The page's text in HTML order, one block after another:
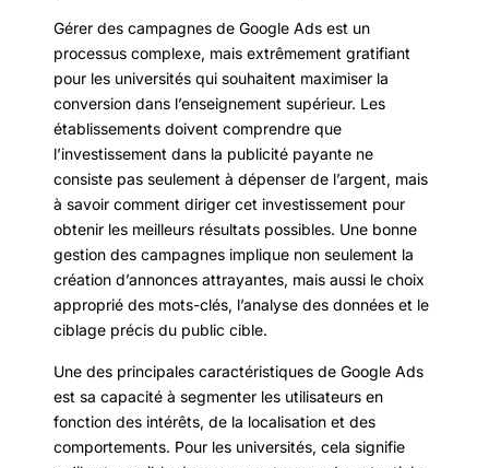
Gérer des campagnes de Google Ads est un
processus complexe, mais extrêmement gratifiant
pour les universités qui souhaitent maximiser la
conversion dans l’enseignement supérieur. Les
établissements doivent comprendre que
l’investissement dans la publicité payante ne
consiste pas seulement à dépenser de l’argent, mais
à savoir comment diriger cet investissement pour
obtenir les meilleurs résultats possibles. Une bonne
gestion des campagnes implique non seulement la
création d’annonces attrayantes, mais aussi le choix
approprié des mots-clés, l’analyse des données et le
ciblage précis du public cible.
Une des principales caractéristiques de Google Ads
est sa capacité à segmenter les utilisateurs en
fonction des intérêts, de la localisation et des
comportements. Pour les universités, cela signifie